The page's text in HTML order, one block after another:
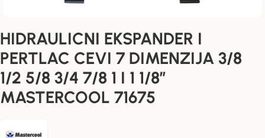
HIDRAULICNI EKSPANDER I
PERTLAC CEVI 7 DIMENZIJA 3/8
1/2 5/8 3/4 7/8 1 I 1 1/8”
MASTERCOOL 71675